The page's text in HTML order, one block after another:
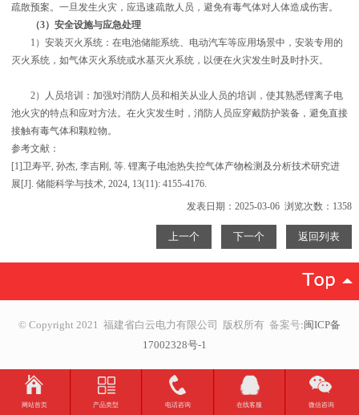
疏散预案。一旦发生火灾，应迅速疏散人员，避免有毒气体对人体造成伤害。
（3）安全设施与应急处理
1）安装灭火系统：在电池储能系统、电动汽车等应用场景中，安装专用的
灭火系统，如气体灭火系统或水基灭火系统，以便在火灾发生时及时扑灭。
2）人员培训：加强对消防人员和相关从业人员的培训，使其熟悉锂离子电
池火灾的特点和应对方法。在火灾发生时，消防人员应穿戴防护装备，避免直接
接触有毒气体和颗粒物。
参考文献：
[1]卫寿平, 孙杰, 李吉刚, 等. 锂离子电池热失控气体产物检测及分析技术研究进
展[J]. 储能科学与技术, 2024, 13(11): 4155-4176.
发表日期：2025-03-06 浏览次数：1358
上一个 下一个 返回列表
© Copyright 2021 福建省白云电力有限公司 版权所有 备案号:闽ICP备
17002328号-1
网站首页 产品类型 电话咨询 在线客服 微信咨询